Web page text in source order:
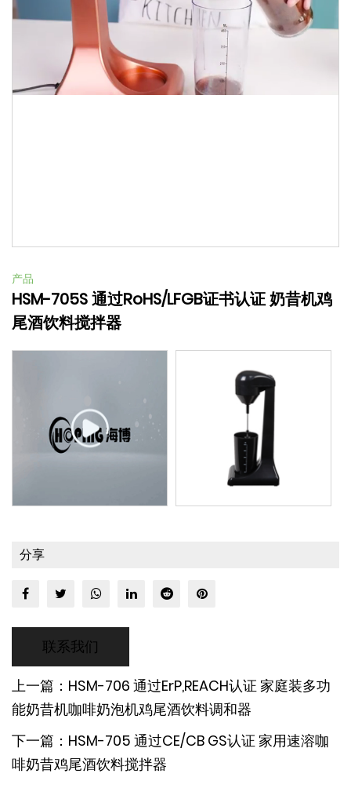
产品
HSM-705S 通过RoHS/LFGB证书认证 奶昔机鸡
尾酒饮料搅拌器
分享
联系我们
上一篇：HSM-706 通过ErP,REACH认证 家庭装多功
能奶昔机咖啡奶泡机鸡尾酒饮料调和器
下一篇：HSM-705 通过CE/CB GS认证 家用速溶咖
啡奶昔鸡尾酒饮料搅拌器